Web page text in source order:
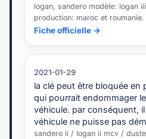
logan, sandero modèle: logan
production: maroc et roumanie.
Fiche officielle →
2021-01-29
la clé peut être bloquée en
qui pourrait endommager
véhicule. par conséquent,
véhicule ne puisse pas
sandero ii / logan ii mcv /